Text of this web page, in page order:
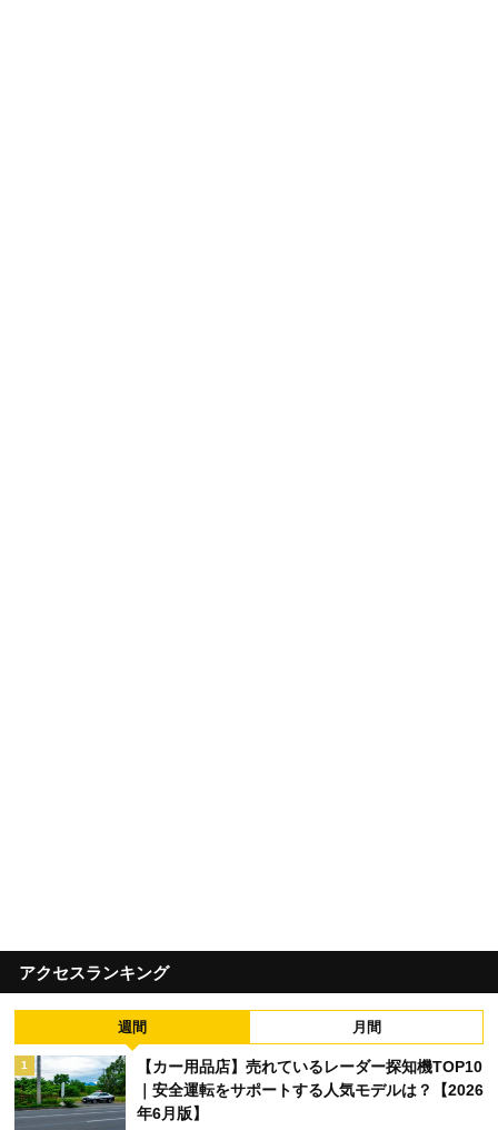
アクセスランキング
週間 月間
1
【カー用品店】売れているレーダー探知機TOP10
｜安全運転をサポートする人気モデルは？【2026
年6月版】